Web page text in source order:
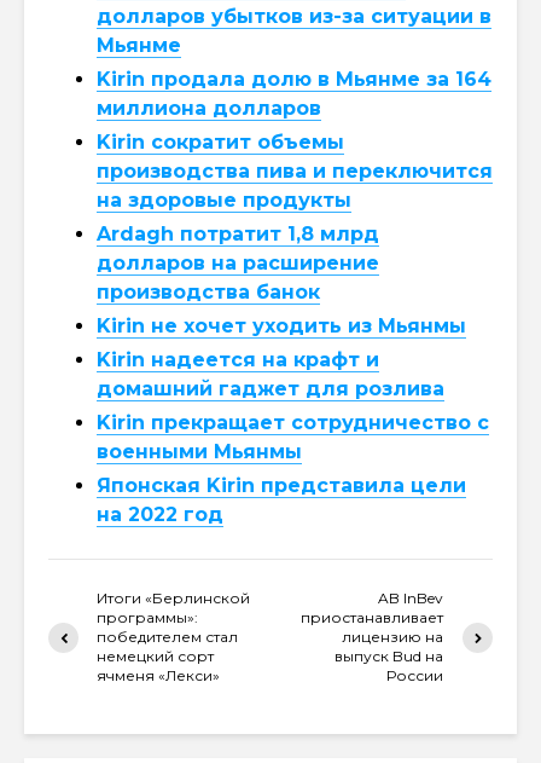
долларов убытков из-за ситуации в
Мьянме
Kirin продала долю в Мьянме за 164
миллиона долларов
Kirin сократит объемы
производства пива и переключится
на здоровые продукты
Ardagh потратит 1,8 млрд
долларов на расширение
производства банок
Kirin не хочет уходить из Мьянмы
Kirin надеется на крафт и
домашний гаджет для розлива
Kirin прекращает сотрудничество с
военными Мьянмы
Японская Kirin представила цели
на 2022 год
Итоги «Берлинской
программы»:
победителем стал
немецкий сорт
ячменя «Лекси»
AB InBev
приостанавливает
лицензию на
выпуск Bud на
России